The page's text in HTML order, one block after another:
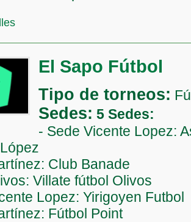
El Sapo Fútbol
Tipo de torneos:
Sedes: 5 Sedes:
- Sede Vicente Lopez:
Club Banade
Villate fútbol Olivos
Lopez: Yirigoyen Futbol
Fútbol Point